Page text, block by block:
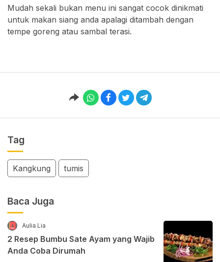
Mudah sekali bukan menu ini sangat cocok dinikmati
untuk makan siang anda apalagi ditambah dengan
tempe goreng atau sambal terasi.
Tag
Kangkung tumis
Baca Juga
Aulia Lia
2 Resep Bumbu Sate Ayam yang Wajib
Anda Coba Dirumah